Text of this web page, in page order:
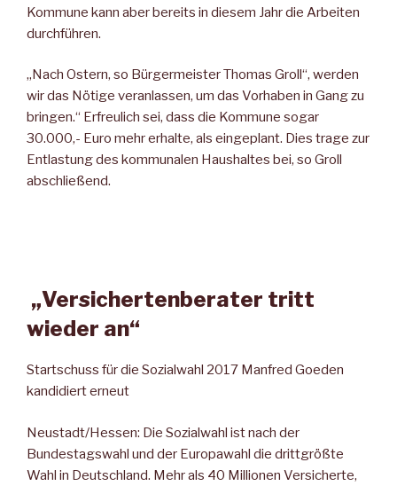
Kommune kann aber bereits in diesem Jahr die Arbeiten
durchführen.
„Nach Ostern, so Bürgermeister Thomas Groll“, werden
wir das Nötige veranlassen, um das Vorhaben in Gang zu
bringen.“ Erfreulich sei, dass die Kommune sogar
30.000,- Euro mehr erhalte, als eingeplant. Dies trage zur
Entlastung des kommunalen Haushaltes bei, so Groll
abschließend.
„Versichertenberater tritt
wieder an“
Startschuss für die Sozialwahl 2017 Manfred Goeden
kandidiert erneut
Neustadt/Hessen: Die Sozialwahl ist nach der
Bundestagswahl und der Europawahl die drittgrößte
Wahl in Deutschland. Mehr als 40 Millionen Versicherte,